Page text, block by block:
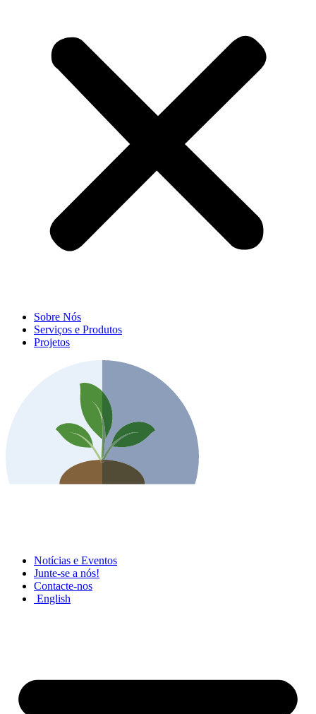
Sobre Nós
Serviços e Produtos
Projetos
Notícias e Eventos
Junte-se a nós!
Contacte-nos
English